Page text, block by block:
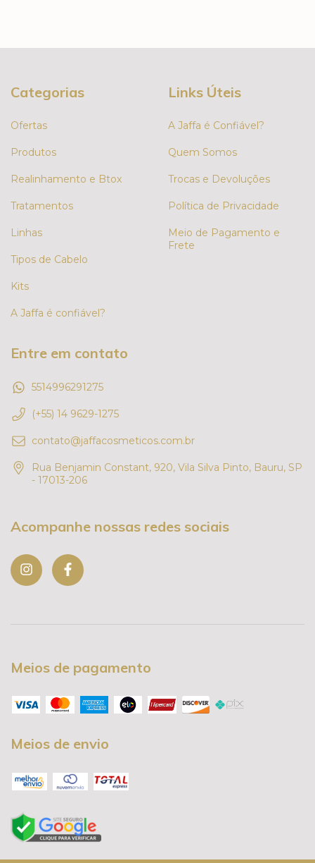
Categorias
Ofertas
Produtos
Realinhamento e Btox
Tratamentos
Linhas
Tipos de Cabelo
Kits
A Jaffa é confiável?
Links Úteis
A Jaffa é Confiável?
Quem Somos
Trocas e Devoluções
Política de Privacidade
Meio de Pagamento e
Frete
Entre em contato
5514996291275
(+55) 14 9629-1275
contato@jaffacosmeticos.com.br
Rua Benjamin Constant, 920, Vila Silva Pinto, Bauru, SP
- 17013-206
Acompanhe nossas redes sociais
Meios de pagamento
Meios de envio